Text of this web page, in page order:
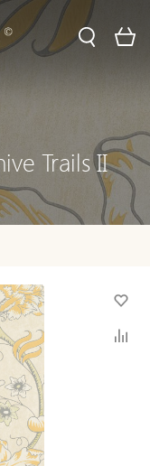
Trails II